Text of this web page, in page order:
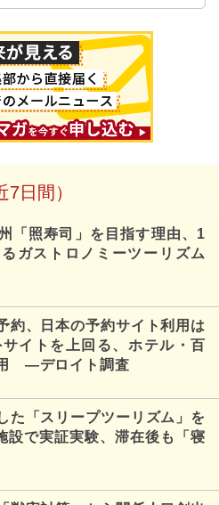
日間）
「照寿司」を目指す理由、1
ガストロノミーツーリズム
約、日本の予約サイト利用は
イトを上回る、ホテル・百
―デロイト調査
た「スリープツーリズム」を
設で実証実験、滞在後も「寝